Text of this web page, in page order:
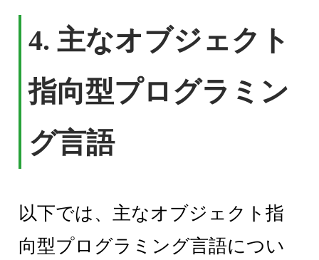
4. 主なオブジェクト
指向型プログラミン
グ言語
以下では、主なオブジェクト指
向型プログラミング言語につい